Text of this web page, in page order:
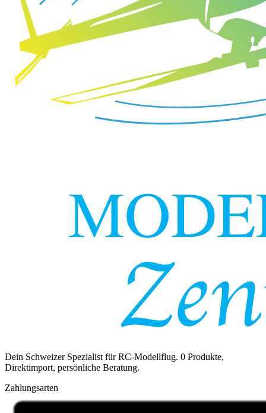
Dein Schweizer Spezialist für RC-Modellflug. 0 Produkte,
Direktimport, persönliche Beratung.
Zahlungsarten